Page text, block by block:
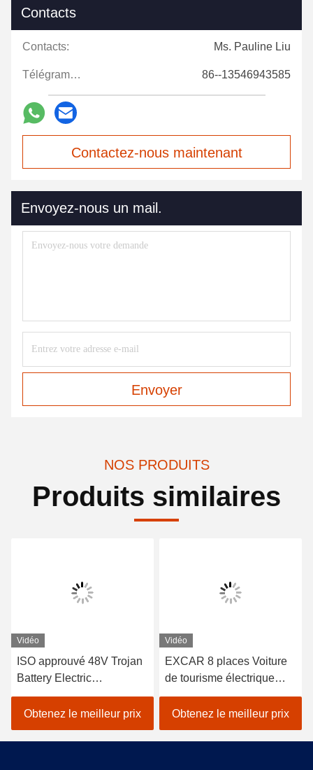
Contacts
Contacts: Ms. Pauline Liu
Télégramme: 86--13546943585
Contactez-nous maintenant
Envoyez-nous un mail.
Envoyer
NOS PRODUITS
Produits similaires
Vidéo
ISO approuvé 48V Trojan
Battery Electric
Sightseeing Passenger
Car avec contrôleur Curtis
pour un fonctionnement
économe en énergie dans
Obtenez le meilleur prix
Vidéo
EXCAR 8 places Voiture
de tourisme électrique
blanche touristique avec
chargeur 17AH, adapté
aux zones urbaines et de
villégiature
Obtenez le meilleur prix